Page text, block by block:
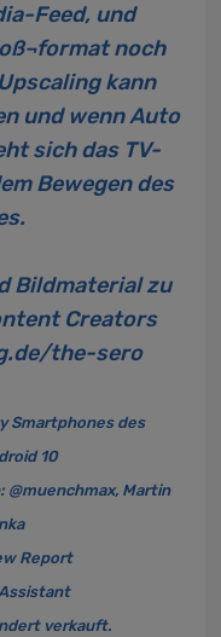
Feed, und
noch
kann
und wenn Auto
sich das TV-
Bewegen des
Bildmaterial zu
Creators
the-sero
Smartphones des
10
@muenchmax, Martin
Report
verkauft.